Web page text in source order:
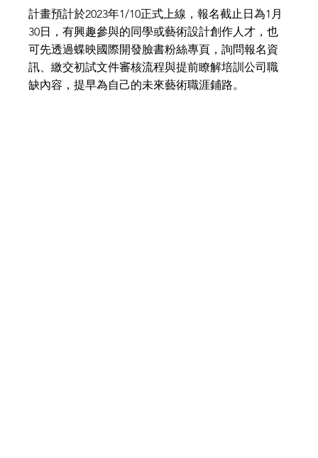
計畫預計於2023年1/10正式上線，報名截止日為1月
30日，有興趣參與的同學或藝術設計創作人才，也
可先透過蝶映國際開發臉書粉絲專頁，詢問報名資
訊、繳交初試文件審核流程與提前瞭解培訓公司職
缺內容，提早為自己的未來藝術職涯鋪路。